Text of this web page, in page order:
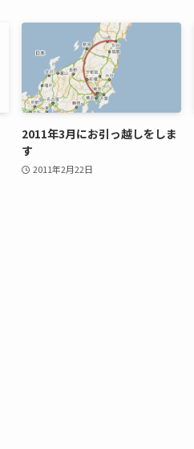
2011年3月にお引っ越しをしま
す
2011年2月22日